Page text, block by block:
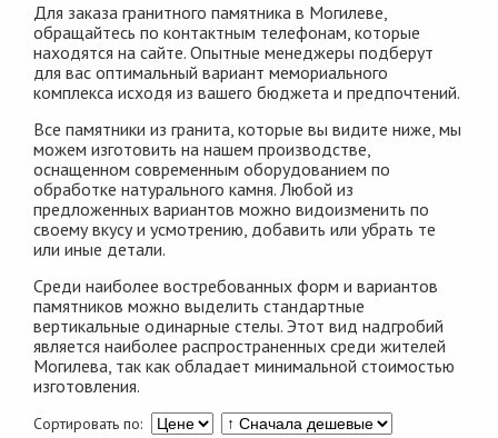
Для заказа гранитного памятника в Могилеве,
обращайтесь по контактным телефонам, которые
находятся на сайте. Опытные менеджеры подберут
для вас оптимальный вариант мемориального
комплекса исходя из вашего бюджета и предпочтений.
Все памятники из гранита, которые вы видите ниже, мы
можем изготовить на нашем производстве,
оснащенном современным оборудованием по
обработке натурального камня. Любой из
предложенных вариантов можно видоизменить по
своему вкусу и усмотрению, добавить или убрать те
или иные детали.
Среди наиболее востребованных форм и вариантов
памятников можно выделить стандартные
вертикальные одинарные стелы. Этот вид надгробий
является наиболее распространенных среди жителей
Могилева, так как обладает минимальной стоимостью
изготовления.
Сортировать по: